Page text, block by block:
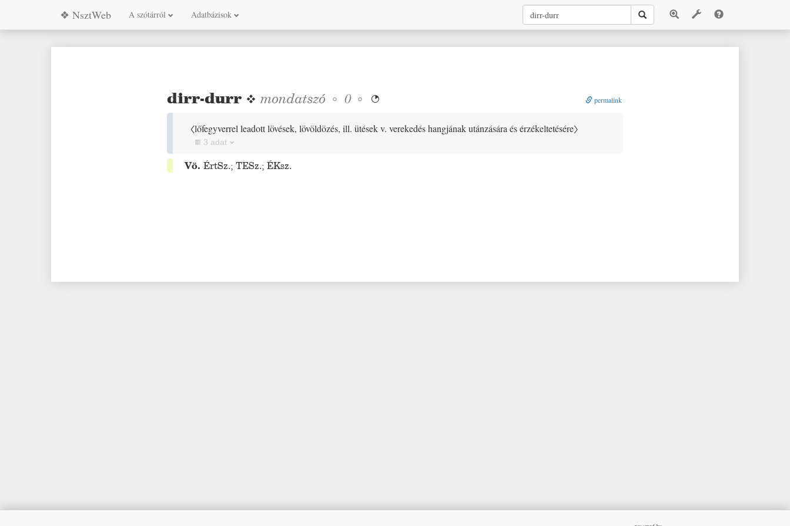
❖ NsztWeb A szótárról Adatbázisok
dirr-durr ❖mondatszó ◦ 0◦  permalink
〈lőfegyverrel leadott lövések, lövöldözés, ill. ütések v. verekedés hangjának utánzására és érzékeltetésére〉
3 adat
Vö.ÉrtSz.;TESz.;ÉKsz.